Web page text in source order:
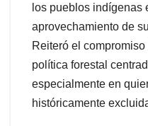
los pueblos indígenas
aprovechamiento de
Reiteró el
política forestal
especialmente en
históricamente